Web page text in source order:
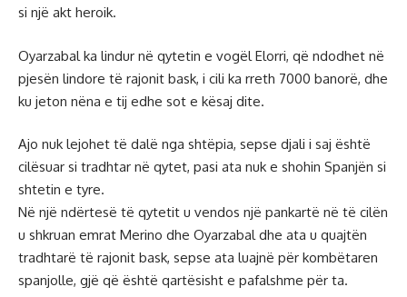
si një akt heroik.
Oyarzabal ka lindur në qytetin e vogël Elorri, që ndodhet në
pjesën lindore të rajonit bask, i cili ka rreth 7000 banorë, dhe
ku jeton nëna e tij edhe sot e kësaj dite.
Ajo nuk lejohet të dalë nga shtëpia, sepse djali i saj është
cilësuar si tradhtar në qytet, pasi ata nuk e shohin Spanjën si
shtetin e tyre.
Në një ndërtesë të qytetit u vendos një pankartë në të cilën
u shkruan emrat Merino dhe Oyarzabal dhe ata u quajtën
tradhtarë të rajonit bask, sepse ata luajnë për kombëtaren
spanjolle, gjë që është qartësisht e pafalshme për ta.